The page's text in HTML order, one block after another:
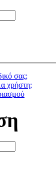
σας;
χρήστη;